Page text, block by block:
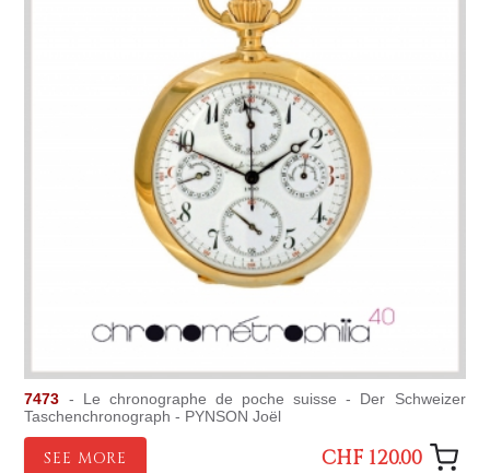
7473 - Le chronographe de poche suisse - Der Schweizer
Taschenchronograph - PYNSON Joël
SEE MORE CHF 120.00